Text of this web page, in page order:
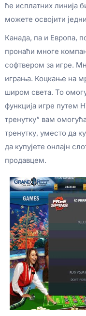
ће исплатних линија
можете освојити
Канада, па и Европа,
пронаћи многе
софтвером за игре.
играња. Коцкање на
широм света. То
функција игре путем
тренутку“ вам
тренутку, уместо да
да купујете онлајн
продавцем.